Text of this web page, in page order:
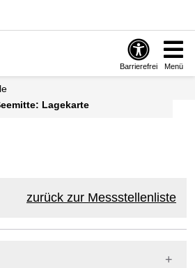
Barrierefrei Menü
Lagekarte
zurück zur Messstellenliste